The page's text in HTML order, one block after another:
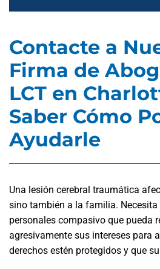
Contacte a
Firma de
LCT en
Saber Cómo
Ayudarle
Una lesión cerebral traumática
sino también a la familia.
personales compasivo que pueda
agresivamente sus intereses para
derechos estén protegidos y que